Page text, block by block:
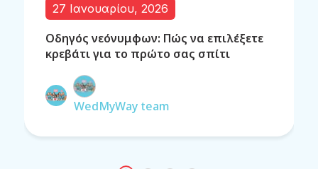
27 Ιανουαρίου, 2026
Οδηγός νεόνυμφων: Πώς να επιλέξετε
κρεβάτι για το πρώτο σας σπίτι
WedMyWay team